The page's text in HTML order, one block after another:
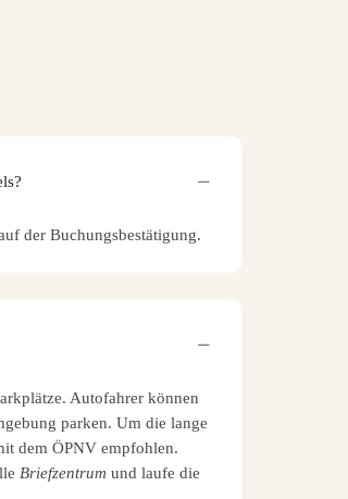
der Buchungsbestätigung.
Autofahrer können
parken. Um die lange
dem ÖPNV empfohlen.
Briefzentrum und laufe die